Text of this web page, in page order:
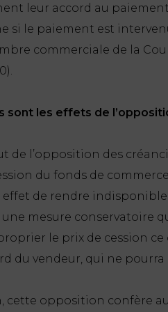
leur accord au
si le paiement est
commerciale de la
sont les effets de
de l’opposition des
du fonds de
effet de rendre
une mesure conservatoire
le prix de cession
du vendeur, qui ne
cette opposition confère